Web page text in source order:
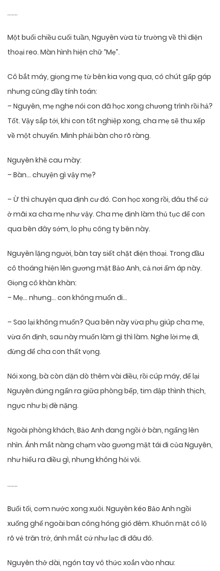
…….
Một buổi chiều cuối tuần, Nguyên vừa từ trường về thì điện
thoại reo. Màn hình hiện chữ “Mẹ”.
Cô bắt máy, giọng mẹ từ bên kia vọng qua, có chút gấp gáp
nhưng cũng đầy tính toán:
– Nguyên, mẹ nghe nói con đã học xong chương trình rồi hả?
Tốt. Vậy sắp tới, khi con tốt nghiệp xong, cha mẹ sẽ thu xếp
về một chuyến. Mình phải bàn cho rõ ràng.
Nguyên khẽ cau mày:
– Bàn… chuyện gì vậy mẹ?
– Ừ thì chuyện qua định cư đó. Con học xong rồi, đâu thể cứ
ở mãi xa cha mẹ như vậy. Cha mẹ định làm thủ tục để con
qua bên đây sớm, lo phụ công ty bên này.
Nguyên lặng người, bàn tay siết chặt điện thoại. Trong đầu
cô thoáng hiện lên gương mặt Bảo Anh, cả nơi ấm áp này.
Giọng cô khàn khàn:
– Mẹ… nhưng… con không muốn đi…
– Sao lại không muốn? Qua bên này vừa phụ giúp cha mẹ,
vừa ổn định, sau này muốn làm gì thì làm. Nghe lời mẹ đi,
đừng để cha con thất vọng.
Nói xong, bà còn dặn dò thêm vài điều, rồi cúp máy, để lại
Nguyên đứng ngẩn ra giữa phòng bếp, tim đập thình thịch,
ngực như bị đè nặng.
Ngoài phòng khách, Bảo Anh đang ngồi ở bàn, ngẩng lên
nhìn. Ánh mắt nàng chạm vào gương mặt tái đi của Nguyên,
như hiểu ra điều gì, nhưng không hỏi vội.
…….
Buổi tối, cơm nước xong xuôi. Nguyên kéo Bảo Anh ngồi
xuống ghế ngoài ban công hóng gió đêm. Khuôn mặt cô lộ
rõ vẻ trăn trở, ánh mắt cứ như lạc đi đâu đó.
Nguyên thở dài, ngón tay vô thức xoắn vào nhau: